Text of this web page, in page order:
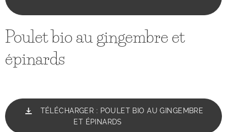
Poulet bio au gingembre et
épinards
TÉLÉCHARGER : POULET BIO AU GINGEMBRE
ET ÉPINARDS